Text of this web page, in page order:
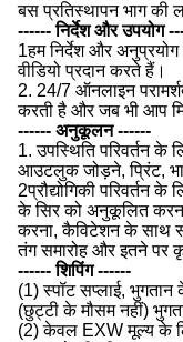
बस प्रतिस्थापन भाग की
------ निर्देश और उपयोग
1हम निर्देश और
वीडियो प्रदान करते हैं।
2. 24/7 ऑनलाइन
करती है और जब भी आप
------ अनुकूलन ------
1. उपस्थिति परिवर्तन के
आउटलुक जोड़ने, प्रिंट,
2प्रौद्योगिकी
के सिर को अनुकूलित
करना, कैविटेशन के साथ
तंग समारोह और इतने पर
------ शिपिंग ------
(1) स्पॉट सप्लाई,
(छुट्टी के मौसम नहीं)
(2) केवल EXW मूल्य के